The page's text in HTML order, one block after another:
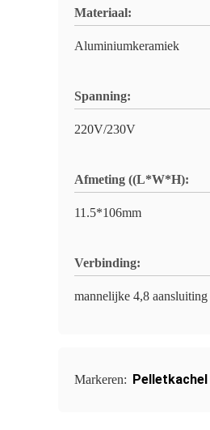
Materiaal:
Aluminiumkeramiek
Spanning:
220V/230V
Afmeting ((L*W*H):
11.5*106mm
Verbinding:
mannelijke 4,8 aansluiting
Markeren: